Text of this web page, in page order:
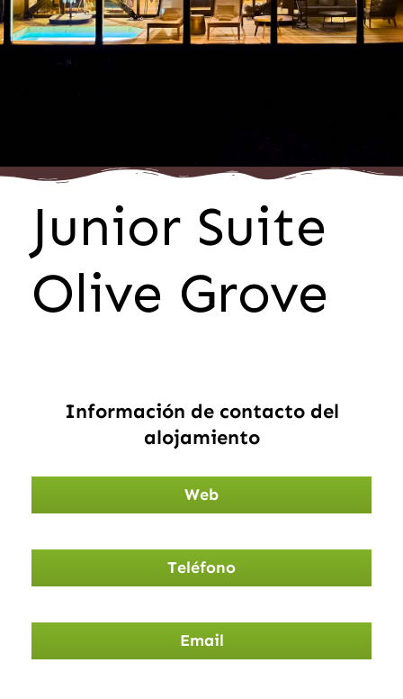
Junior Suite
Olive Grove
Información de contacto del
alojamiento
Web
Teléfono
Email